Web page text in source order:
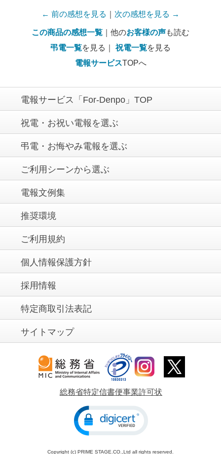
← 前の感想を見る 次の感想を見る →
この商品の感想一覧 ｜他のお客様の声も読む
弔電一覧を見る｜祝電一覧を見る
電報サービスTOPへ
電報サービス「For-Denpo」TOP
祝電・お祝い電報を選ぶ
弔電・お悔やみ電報を選ぶ
ご利用シーンから選ぶ
電報文例集
推奨環境
ご利用規約
個人情報保護方針
採用情報
特定商取引法表記
サイトマップ
総務省特定信書便事業許可状
Copyright (c) PRIME STAGE.CO.,Ltd all rights reserved.